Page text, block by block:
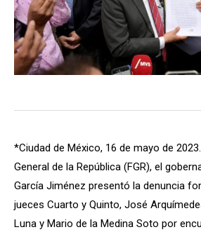
*Ciudad de México, 16 de mayo de
General de la República (FGR), el
García Jiménez presentó la denuncia
jueces Cuarto y Quinto, José
Luna y Mario de la Medina Soto por